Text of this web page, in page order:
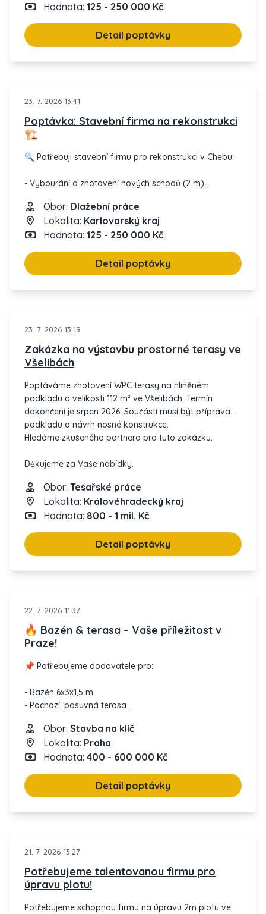
Hodnota: 125 - 250 000 Kč
Detail poptávky
23. 7. 2026 13:41
Poptávka: Stavební firma na rekonstrukci
🏗️
🔍 Potřebuji stavební firmu pro rekonstrukci v Chebu:
- Vybourání a zhotovení nových schodů (2 m)
- Kompletní dodávka materiálu.
📅 Termín: 2027, přesné datum dle dohody.
Vaše nabídky mi pomohou začít!
Obor: Dlažební práce
Lokalita: Karlovarský kraj
Hodnota: 125 - 250 000 Kč
Detail poptávky
23. 7. 2026 13:19
Zakázka na výstavbu prostorné terasy ve
Všelibách
Poptáváme zhotovení WPC terasy na hliněném
podkladu o velikosti 112 m² ve Všelibách. Termín
dokončení je srpen 2026. Součástí musí být příprava
podkladu a návrh nosné konstrukce.
Hledáme zkušeného partnera pro tuto zakázku.
Děkujeme za Vaše nabídky.
Obor: Tesařské práce
Lokalita: Královéhradecký kraj
Hodnota: 800 - 1 mil. Kč
Detail poptávky
22. 7. 2026 11:37
🔥 Bazén & terasa – Vaše příležitost v
Praze!
📌 Potřebujeme dodavatele pro:
- Bazén 6x3x1,5 m
- Pochozí, posuvná terasa
- Lokalita: Praha
💡 Když máte zkušenosti s bazény a posuvnými
až bude společný projekt hotov.
Dejte nám vědět, pokud vás tento projekt zaujal.
Obor: Stavba na klíč
Lokalita: Praha
Hodnota: 400 - 600 000 Kč
Detail poptávky
21. 7. 2026 13:27
Potřebujeme talentovanou firmu pro
úpravu plotu!
Potřebujeme schopnou firmu na úpravu 2m plotu ve